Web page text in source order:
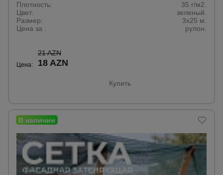
Плотность:
35 г/м2.
Цвет:
зеленый.
Размер:
3x25 м.
Цена за :
рулон.
Цена:
21 AZN
18 AZN
Купить